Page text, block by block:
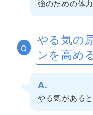
強のための体
Q
やる気の
ンを高め
A.
やる気がある